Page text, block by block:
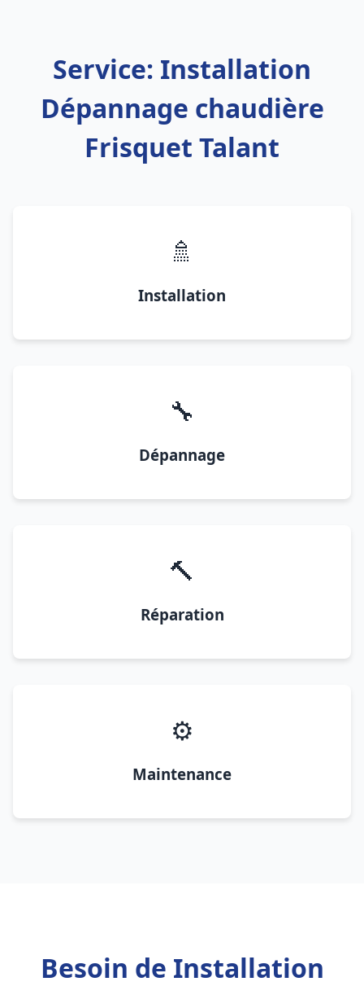
Service: Installation
Dépannage chaudière
Frisquet Talant
🚿
Installation
🔧
Dépannage
🔨
Réparation
⚙️
Maintenance
Besoin de Installation